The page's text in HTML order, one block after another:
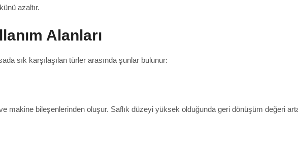
azaltır.
Alanları
sık karşılaşılan türler arasında şunlar bulunur:
makine bileşenlerinden oluşur. Saflık düzeyi yüksek olduğunda geri dönüşüm değeri